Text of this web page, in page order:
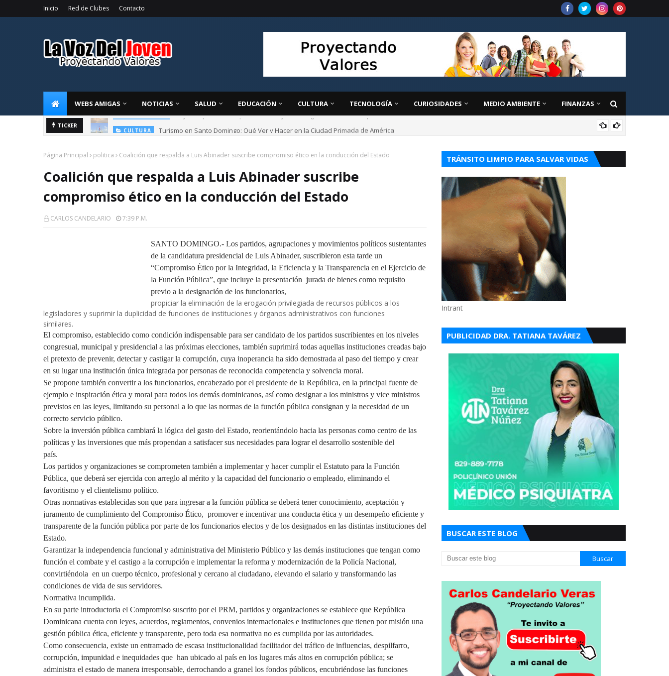
Inicio Red de Clubes Contacto
WEBS AMIGAS NOTICIAS SALUD EDUCACIÓN CULTURA TECNOLOGÍA CURIOSIDADES MEDIO AMBIENTE FINANZAS
TICKER CULTURA Turismo en Santo Domingo: Qué Ver y Hacer en la Ciudad Primada de América
Página Principal politica Coalición que respalda a Luis Abinader suscribe compromiso ético en la conducción del Estado
Coalición que respalda a Luis Abinader suscribe
compromiso ético en la conducción del Estado
CARLOS CANDELARIO 7:39 P.m.
SANTO DOMINGO.- Los partidos, agrupaciones y movimientos políticos sustentantes
de la candidatura presidencial de Luis Abinader, suscribieron esta tarde un
“Compromiso Ético por la Integridad, la Eficiencia y la Transparencia en el Ejercicio de
la Función Pública”, que incluye la presentación jurada de bienes como requisito
previo a la designación de los funcionarios,
propiciar la eliminación de la erogación privilegiada de recursos públicos a los
legisladores y suprimir la duplicidad de funciones de instituciones y órganos administrativos con funciones
similares.
El compromiso, establecido como condición indispensable para ser candidato de los partidos suscribientes en los niveles
congresual, municipal y presidencial a las próximas elecciones, también suprimirá todas aquellas instituciones creadas bajo
el pretexto de prevenir, detectar y castigar la corrupción, cuya inoperancia ha sido demostrada al paso del tiempo y crear
en su lugar una institución única integrada por personas de reconocida competencia y solvencia moral.
Se propone también convertir a los funcionarios, encabezado por el presidente de la República, en la principal fuente de
ejemplo e inspiración ética y moral para todos los demás dominicanos, así como designar a los ministros y vice ministros
previstos en las leyes, limitando su personal a lo que las normas de la función pública consignan y la necesidad de un
correcto servicio público.
Sobre la inversión pública cambiará la lógica del gasto del Estado, reorientándolo hacia las personas como centro de las
políticas y las inversiones que más propendan a satisfacer sus necesidades para lograr el desarrollo sostenible del
país.
Los partidos y organizaciones se comprometen también a implementar y hacer cumplir el Estatuto para la Función
Pública, que deberá ser ejercida con arreglo al mérito y la capacidad del funcionario o empleado, eliminando el
favoritismo y el clientelismo político.
Otras normativas establecidas son que para ingresar a la función pública se deberá tener conocimiento, aceptación y
juramento de cumplimiento del Compromiso Ético, promover e incentivar una conducta ética y un desempeño eficiente y
transparente de la función pública por parte de los funcionarios electos y de los designados en las distintas instituciones del
Estado.
Garantizar la independencia funcional y administrativa del Ministerio Público y las demás instituciones que tengan como
función el combate y el castigo a la corrupción e implementar la reforma y modernización de la Policía Nacional,
convirtiéndola en un cuerpo técnico, profesional y cercano al ciudadano, elevando el salario y transformando las
condiciones de vida de sus servidores.
Normativa incumplida.
En su parte introductoria el Compromiso suscrito por el PRM, partidos y organizaciones se establece que República
Dominicana cuenta con leyes, acuerdos, reglamentos, convenios internacionales e instituciones que tienen por misión una
gestión pública ética, eficiente y transparente, pero toda esa normativa no es cumplida por las autoridades.
Como consecuencia, existe un entramado de escasa institucionalidad facilitador del tráfico de influencias, despilfarro,
corrupción, impunidad e inequidades que han ubicado al país en los lugares más altos en corrupción pública; se
administra el estado de manera irresponsable, derrochando a granel los fondos públicos, encubriéndose las funciones
TRÁNSITO LIMPIO PARA SALVAR VIDAS
Intrant
PUBLICIDAD DRA. TATIANA TAVÁREZ
BUSCAR ESTE BLOG